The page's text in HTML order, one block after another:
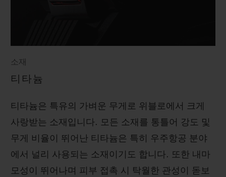
소재
티타늄
티타늄은 특유의 가벼운 무게로 위블로에서 크게
사랑받는 소재입니다. 모든 소재를 통틀어 강도 및
무게 비율이 뛰어난 티타늄은 특히 우주항공 분야
에서 널리 사용되는 소재이기도 합니다. 또한 내마
모성이 뛰어나며 피부 접촉 시 탁월한 관성이 돋보